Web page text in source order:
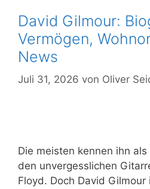
David Gilmour:
Vermögen,
News
Juli 31, 2026 von Oliver
Die meisten kennen ihn
den unvergesslichen
Floyd. Doch David